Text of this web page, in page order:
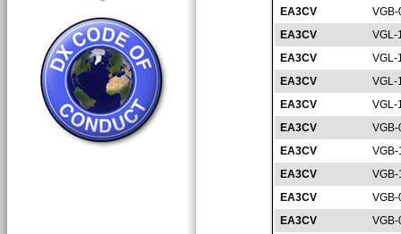
EA3CV
EA3CV
VGL-
EA3CV
VGL-
EA3CV
VGL-
EA3CV
VGL-
EA3CV
EA3CV
EA3CV
EA3CV
EA3CV